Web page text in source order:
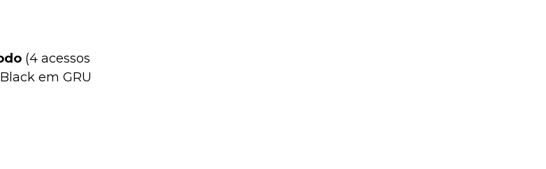
(4 acessos
em GRU